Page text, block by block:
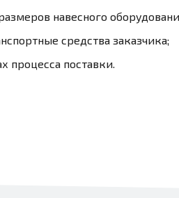
навесного
средства заказчика;
процесса поставки.